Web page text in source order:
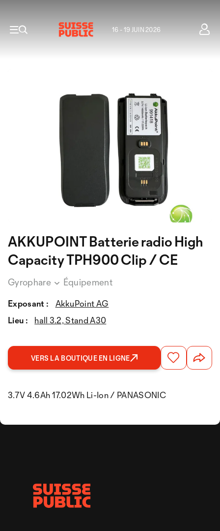
16 - 19 JUIN 2026
AKKUPOINT Batterie radio High
Capacity TPH900 Clip / CE
Gyrophare Équipement
Exposant :
AkkuPoint AG
Lieu :
hall 3.2, Stand A30
VERS LA BOUTIQUE EN LIGNE
3.7V 4.6Ah 17.02Wh Li-Ion / PANASONIC